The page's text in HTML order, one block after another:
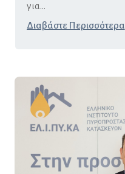
για...
Διαβάστε Περισσότερα